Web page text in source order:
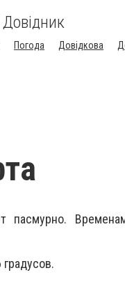
Довідник
Погода Довідкова
пасмурно.